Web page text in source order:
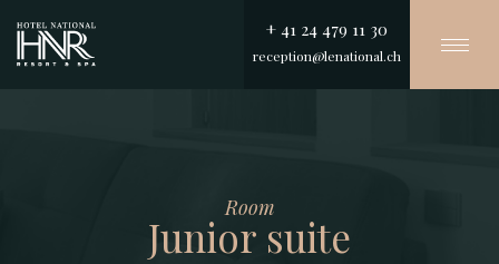
+ 41 24 479 11 30
reception@lenational.ch
Room
Junior suite